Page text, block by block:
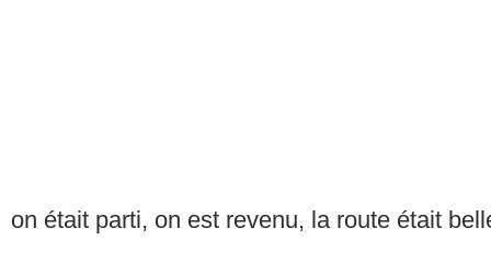
on était parti, on est revenu, la route était